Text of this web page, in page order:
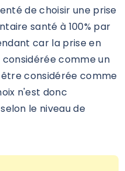
de choisir une prise
santé à 100% par
car la prise en
comme un
considérée comme
n'est donc
le niveau de